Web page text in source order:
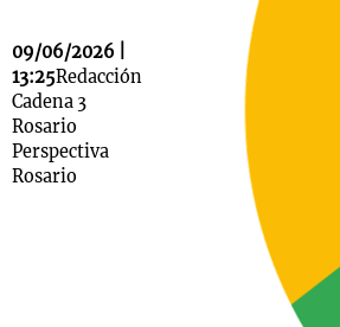
09/06/2026 |
13:25Redacción
Cadena 3
Rosario
Perspectiva
Rosario
Mundial 2026